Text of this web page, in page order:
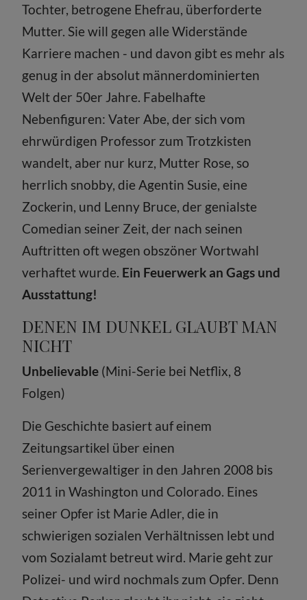
Tochter, betrogene Ehefrau, überforderte
Mutter. Sie will gegen alle Widerstände
Karriere machen - und davon gibt es mehr als
genug in der absolut männerdominierten
Welt der 50er Jahre. Fabelhafte
Nebenfiguren: Vater Abe, der sich vom
ehrwürdigen Professor zum Trotzkisten
wandelt, aber nur kurz, Mutter Rose, so
herrlich snobby, die Agentin Susie, eine
Zockerin, und Lenny Bruce, der genialste
Comedian seiner Zeit, der nach seinen
Auftritten oft wegen obszöner Wortwahl
verhaftet wurde. Ein Feuerwerk an Gags und
Ausstattung!
DENEN IM DUNKEL GLAUBT MAN
NICHT
Unbelievable (Mini-Serie bei Netflix, 8
Folgen)
Die Geschichte basiert auf einem
Zeitungsartikel über einen
Serienvergewaltiger in den Jahren 2008 bis
2011 in Washington und Colorado. Eines
seiner Opfer ist Marie Adler, die in
schwierigen sozialen Verhältnissen lebt und
vom Sozialamt betreut wird. Marie geht zur
Polizei- und wird nochmals zum Opfer. Denn